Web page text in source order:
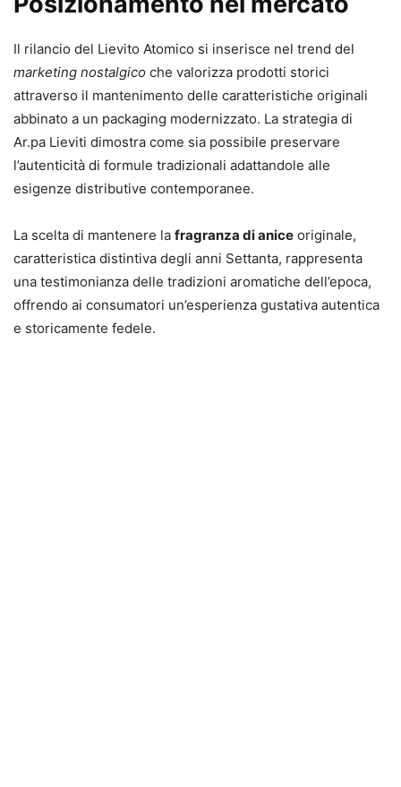
Il rilancio del Lievito Atomico si inserisce nel trend del
marketing nostalgico che valorizza prodotti storici
attraverso il mantenimento delle caratteristiche originali
abbinato a un packaging modernizzato. La strategia di
Ar.pa Lieviti dimostra come sia possibile preservare
l’autenticità di formule tradizionali adattandole alle
esigenze distributive contemporanee.
La scelta di mantenere la fragranza di anice originale,
caratteristica distintiva degli anni Settanta, rappresenta
una testimonianza delle tradizioni aromatiche dell’epoca,
offrendo ai consumatori un’esperienza gustativa autentica
e storicamente fedele.